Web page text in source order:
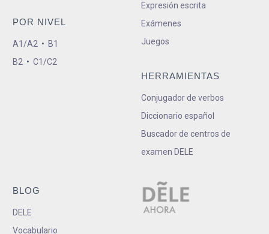
POR NIVEL
A1/A2 • B1
B2 • C1/C2
Expresión escrita
Exámenes
Juegos
HERRAMIENTAS
Conjugador de verbos
Diccionario español
Buscador de centros de
examen DELE
BLOG
DELE
Vocabulario